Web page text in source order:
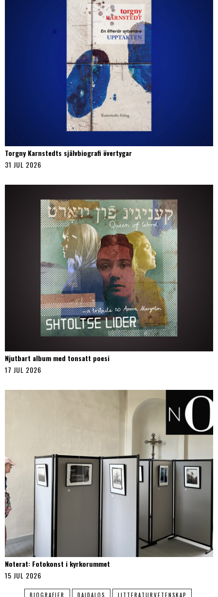
Torgny Karnstedts självbiografi övertygar
31 JUL 2026
Njutbart album med tonsatt poesi
17 JUL 2026
Noterat: Fotokonst i kyrkorummet
15 JUL 2026
BIOGRAFIER DAIDALOS LITTERATURVETENSKAP